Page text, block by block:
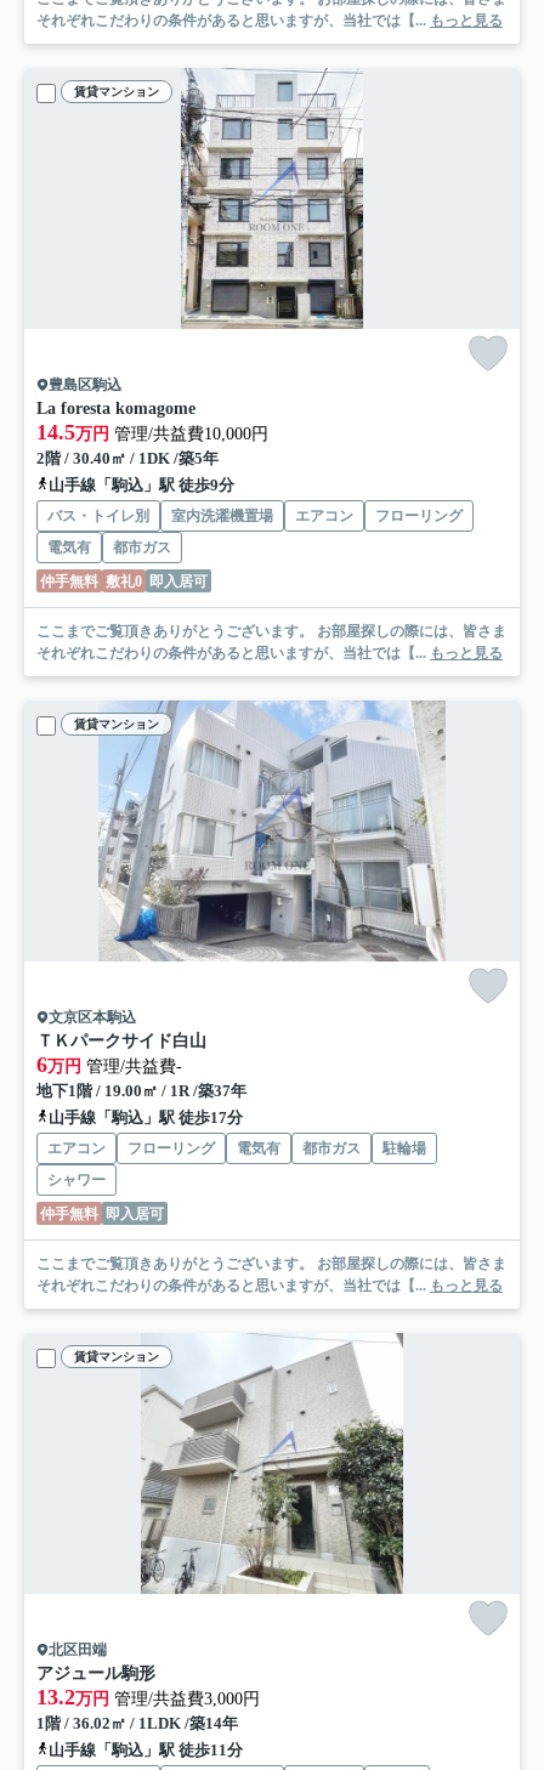
それぞれこだわりの条件があると思いますが、当社では【... もっと見る
賃貸マンション
豊島区駒込
La foresta komagome
14.5万円 管理/共益費10,000円
2階 / 30.40㎡ / 1DK /築5年
山手線「駒込」駅 徒歩9分
バス・トイレ別 室内洗濯機置場 エアコン
フローリング
電気有
都市ガス
仲手無料 敷礼0 即入居可
ここまでご覧頂きありがとうございます。 お部屋探しの際には、皆さま
それぞれこだわりの条件があると思いますが、当社では【... もっと見る
賃貸マンション
文京区本駒込
ＴＫパークサイド白山
6万円 管理/共益費-
地下1階 / 19.00㎡ / 1R /築37年
山手線「駒込」駅 徒歩17分
エアコン フローリング 電気有 都市ガス
駐輪場
シャワー
仲手無料 即入居可
ここまでご覧頂きありがとうございます。 お部屋探しの際には、皆さま
それぞれこだわりの条件があると思いますが、当社では【... もっと見る
賃貸マンション
北区田端
アジュール駒形
13.2万円 管理/共益費3,000円
1階 / 36.02㎡ / 1LDK /築14年
山手線「駒込」駅 徒歩11分